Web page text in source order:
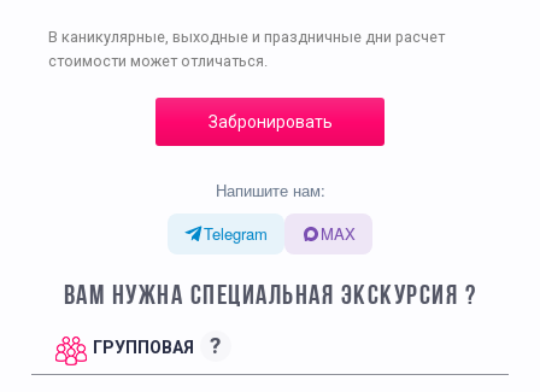
В каникулярные, выходные и праздничные дни расчет
стоимости может отличаться.
Забронировать
Напишите нам:
Telegram
MAX
ВАМ НУЖНА СПЕЦИАЛЬНАЯ ЭКСКУРСИЯ ?
ГРУППОВАЯ ?